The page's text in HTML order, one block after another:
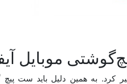
موبایل
کرد. به همین دلیل باید ست